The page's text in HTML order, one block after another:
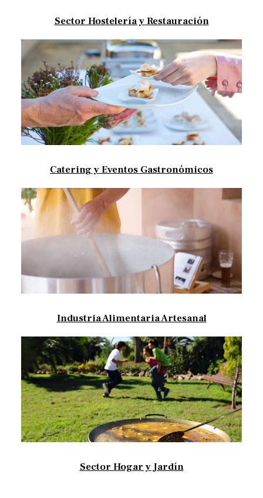
Sector Hostelería y Restauración
Catering y Eventos Gastronómicos
Industria Alimentaria Artesanal
Sector Hogar y Jardín